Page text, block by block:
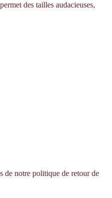
des tailles audacieuses,
de notre politique de retour de